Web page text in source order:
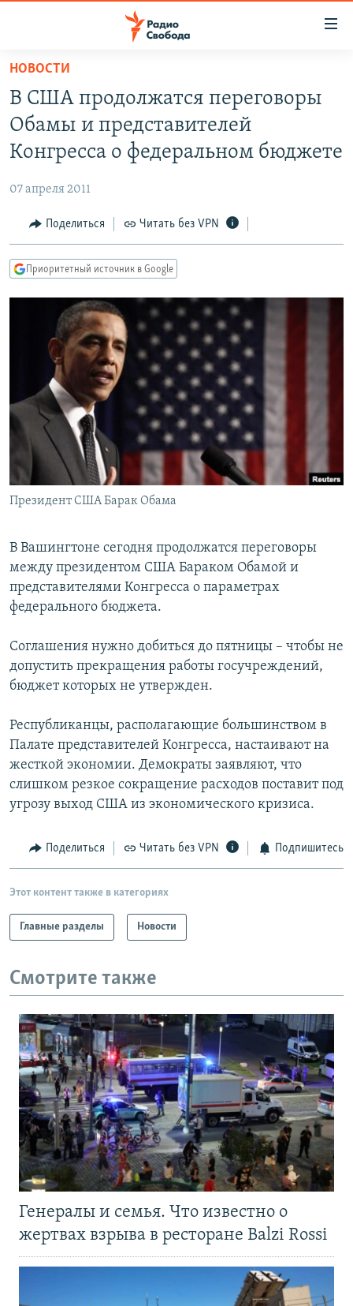
упрощенного
доступа
Вернуться
основному
Вернутся
Вернутся
ПОДКАСТЫ
АВТОРСКИЕ ПРОЕКТЫ
МНЕНИЯ
КУЛЬТУРА
КАВКАЗ.РЕАЛИИ
СЕВЕР.РЕАЛИИ
СИБИРЬ.РЕАЛИИ
РАСПИСАНИЕ ВЕЩАНИЯ
ПОДПИШИТЕСЬ НА РАССЫЛКУ
СОЦИАЛЬНЫЕ СЕТИ
Все сайты РСЕ/РС
НОВОСТИ
В США продолжатся переговоры
Обамы и представителей
Конгресса о федеральном бюджете
07 апреля 2011
Поделиться Читать без VPN
Приоритетный источник в Google
Президент США Барак Обама
В Вашингтоне сегодня продолжатся переговоры
между президентом США Бараком Обамой и
представителями Конгресса о параметрах
федерального бюджета.
Соглашения нужно добиться до пятницы – чтобы не
допустить прекращения работы госучреждений,
бюджет которых не утвержден.
Республиканцы, располагающие большинством в
Палате представителей Конгресса, настаивают на
жесткой экономии. Демократы заявляют, что
слишком резкое сокращение расходов поставит под
угрозу выход США из экономического кризиса.
Поделиться Читать без VPN Подпишитесь
Этот контент также в категориях
Главные разделы Новости
Смотрите также
Генералы и семья. Что известно о
жертвах взрыва в ресторане Balzi Rossi